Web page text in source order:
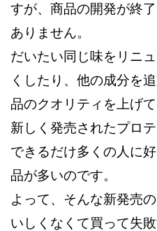
すが、商品の開発が終
ありません。
だいたい同じ味をリニ
くしたり、他の成分を
品のクオリティを上げて
新しく発売されたプロ
できるだけ多くの人に
品が多いのです。
よって、そんな新発売
いしくなくて買って失